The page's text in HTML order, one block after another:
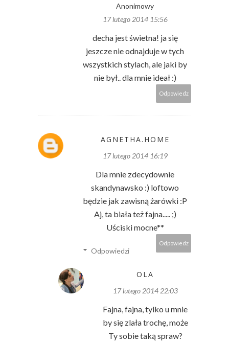
Anonimowy
17 lutego 2014 15:56
decha jest świetna! ja się
jeszcze nie odnajduje w tych
wszystkich stylach, ale jaki by
nie był.. dla mnie ideał :)
Odpowiedz
AGNETHA.HOME
17 lutego 2014 16:19
Dla mnie zdecydownie
skandynawsko :) loftowo
będzie jak zawisną żarówki :P
Aj, ta biała też fajna..... ;)
Uściski mocne**
Odpowiedz
Odpowiedzi
OLA
17 lutego 2014 22:03
Fajna, fajna, tylko u mnie
by się zlała trochę, może
Ty sobie taką spraw?